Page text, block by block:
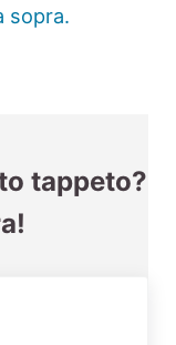
tappeto?